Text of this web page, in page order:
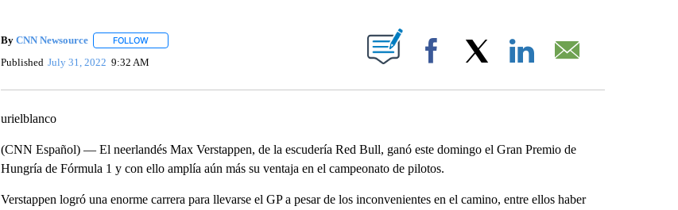
By CNN Newsource FOLLOWFOLLOW "" TO RECEIVE NOTIFICATIONS ABOUT NEW PAGES ON "".
Published July 31, 2022 9:32 AM Facebook
urielblanco
(CNN Español) — El neerlandés Max Verstappen, de la escudería Red Bull, ganó este domingo el Gran Premio de
Hungría de Fórmula 1 y con ello amplía aún más su ventaja en el campeonato de pilotos.
Verstappen logró una enorme carrera para llevarse el GP a pesar de los inconvenientes en el camino, entre ellos haber